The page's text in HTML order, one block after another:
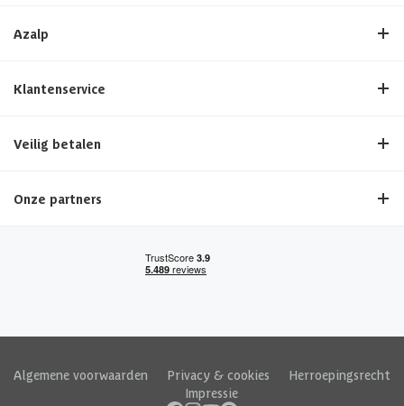
Azalp
Klantenservice
Veilig betalen
Onze partners
Algemene voorwaarden Privacy & cookies
Herroepingsrecht
Impressie